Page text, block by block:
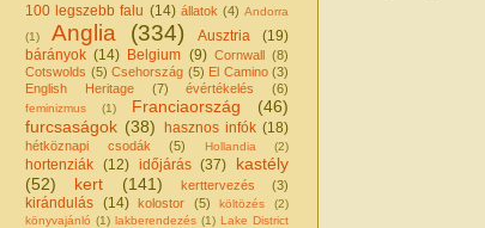
100 legszebb falu (14) állatok (4) Andorra
(1)
Anglia (334) Ausztria
(19)
bárányok (14) Belgium (9) Cornwall (8)
Cotswolds (5) Csehország (5) El Camino (3)
English Heritage
(7) évértékelés (6)
feminizmus (1) Franciaország
(46)
furcsaságok (38) hasznos infók (18)
hétköznapi csodák (5) Hollandia (2)
hortenziák (12) időjárás (37)
kastély
(52)
kert (141) kerttervezés (3)
kirándulás (14) kolostor (5) költözés
(2)
könyvajánló (1) lakberendezés (1) Lake District